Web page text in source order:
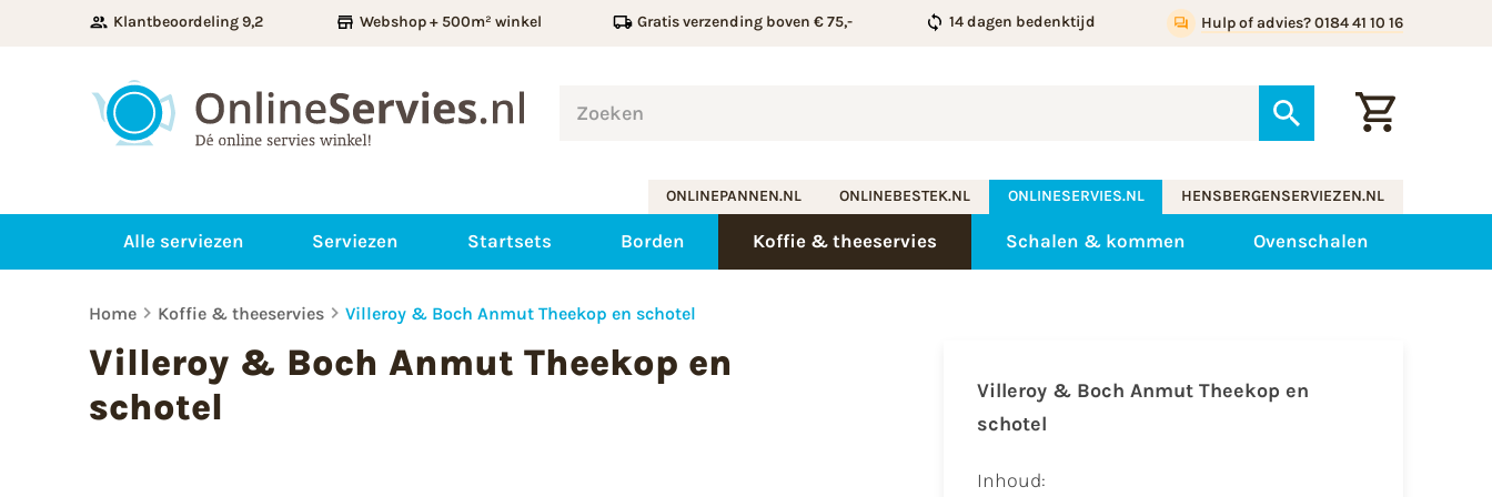
Klantbeoordeling 9,2 Webshop + 500m² winkel Gratis verzending boven € 75,- 14 dagen bedenktijd Hulp of advies? 0184 41 10 16
ONLINEPANNEN.NL ONLINEBESTEK.NL ONLINESERVIES.NL HENSBERGENSERVIEZEN.NL
Alle serviezen Serviezen Startsets Borden Koffie & theeservies Schalen & kommen Ovenschalen
Home Koffie & theeservies Villeroy & Boch Anmut Theekop en schotel
Villeroy & Boch Anmut Theekop en
schotel
Villeroy & Boch Anmut Theekop en
schotel
Inhoud: